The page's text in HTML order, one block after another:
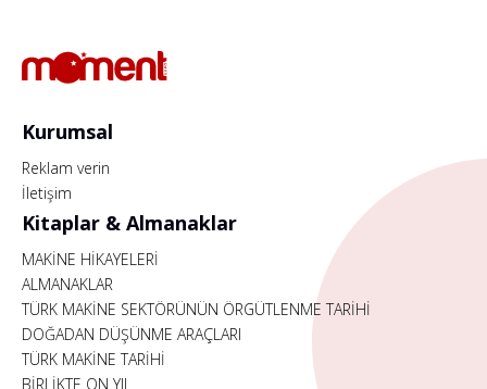
Kurumsal
Reklam verin
İletişim
Kitaplar & Almanaklar
MAKİNE HİKAYELERİ
ALMANAKLAR
TÜRK MAKİNE SEKTÖRÜNÜN ÖRGÜTLENME TARİHİ
DOĞADAN DÜŞÜNME ARAÇLARI
TÜRK MAKİNE TARİHİ
BİRLİKTE ON YIL